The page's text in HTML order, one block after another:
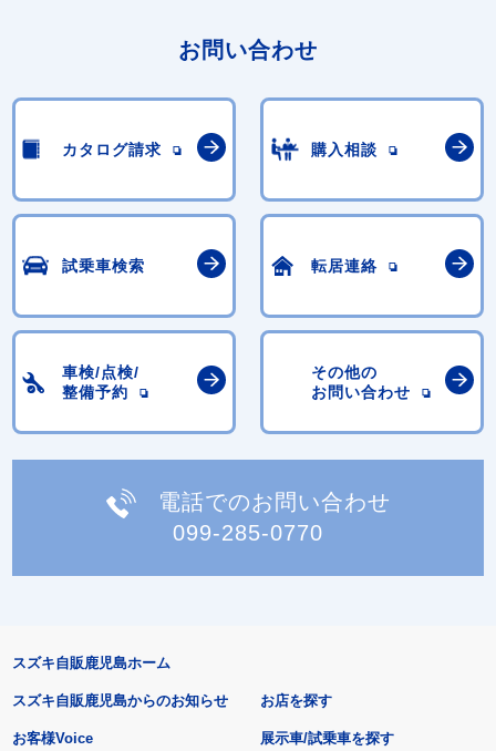
お問い合わせ
カタログ請求 購入相談
試乗車検索 転居連絡
車検/点検/
整備予約
その他の
お問い合わせ
電話でのお問い合わせ
099-285-0770
スズキ自販鹿児島ホーム
スズキ自販鹿児島からのお知らせ
お客様Voice
お店を探す
展示車/試乗車を探す